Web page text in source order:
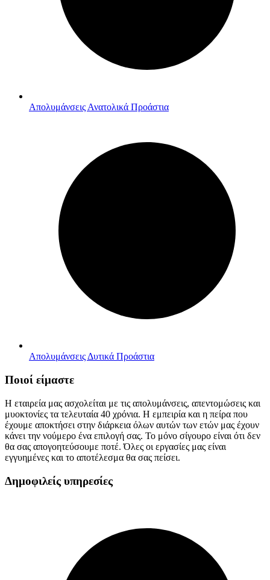
Απολυμάνσεις Ανατολικά Προάστια
Απολυμάνσεις Δυτικά Προάστια
Ποιοί είμαστε
Η εταιρεία μας ασχολείται με τις απολυμάνσεις, απεντομώσεις και
μυοκτονίες τα τελευταία 40 χρόνια. Η εμπειρία και η πείρα που
έχουμε αποκτήσει στην διάρκεια όλων αυτών των ετών μας έχουν
κάνει την νούμερο ένα επιλογή σας. Το μόνο σίγουρο είναι ότι δεν
θα σας απογοητεύσουμε ποτέ. Όλες οι εργασίες μας είναι
εγγυημένες και το αποτέλεσμα θα σας πείσει.
Δημοφιλείς υπηρεσίες